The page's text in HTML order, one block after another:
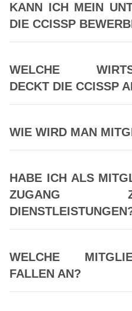
KANN ICH MEIN
DIE CCISSP
WELCHE
DECKT DIE CCISSP
WIE WIRD MAN
HABE ICH ALS
ZUGANG
WELCHE
FALLEN AN?